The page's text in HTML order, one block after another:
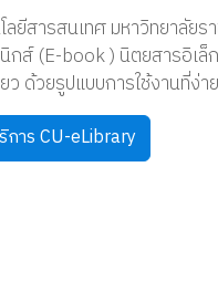
ลยีสารสนเทศ มหาวิทยาลั
กส์ (E-book ) นิตยสารอิเ
ด้วยรูปแบบการใช้งานที่ง่
การ CU-eLibrary